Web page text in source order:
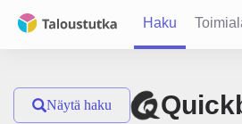
Haku
Näytä haku